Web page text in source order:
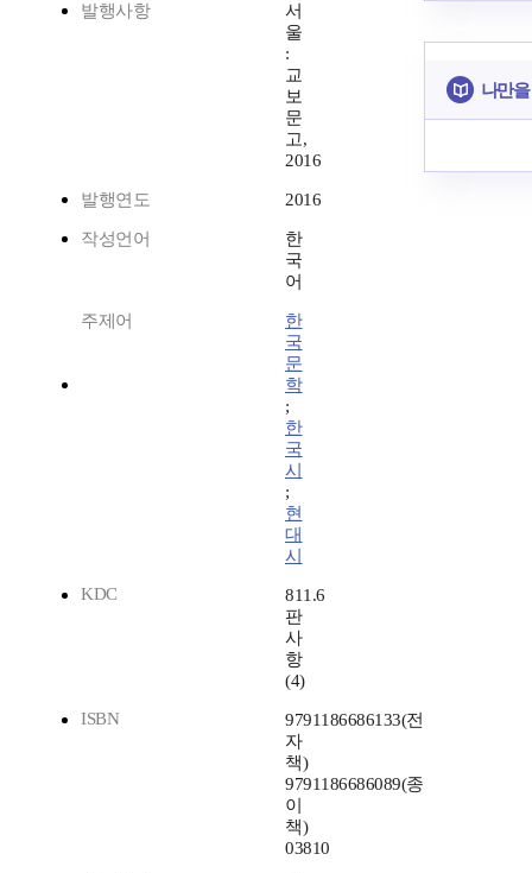
발행사항
서
울
:
교
보
문
고,
2016
발행연도 2016
작성언어
한
국
어
주제어
한
국
문
학
;
한
국
시
;
현
대
시
KDC
811.6
판
사
항
(4)
ISBN
9791186686133(전
자
책)
9791186686089(종
이
책)
03810
나만